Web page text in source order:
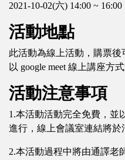
2021-10-02(六) 14:00 ~ 16:00
活動地點
此活動為線上活動，購票
以 google meet 線上講座方
活動注意事項
1.本活動活動完全免費，並
進行，線上會議室連結將於
2.本活動過程中將由通譯老